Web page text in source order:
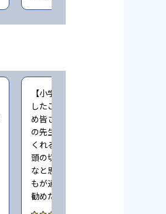
【小学生時の通塾】一度だけ塾を訪
したことがあるのですが、塾長をは
め皆さん活力のある感じでした。学
の先生とはまた違った温度感で接し
くれるので、モチベーションの維持
頭の切り替えの面で良い経験になる
なと思いました（小学4〜6年時に子
もが通塾。塾のおすすめ度合い：ま
勧めたい。回答時期2023年11月）